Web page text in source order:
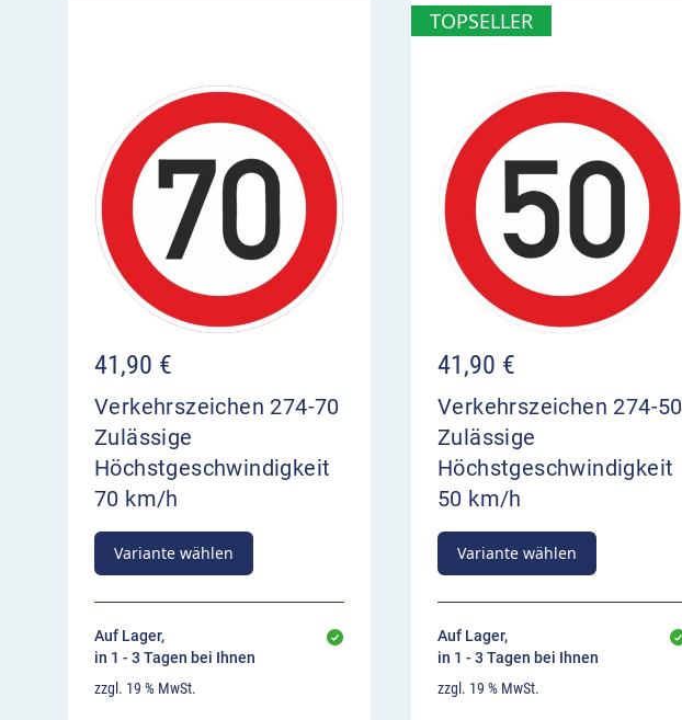
41,90 €
Verkehrszeichen 274-70
Zulässige
Höchstgeschwindigkeit
70 km/h
Variante wählen
Auf Lager,
in 1 - 3 Tagen bei Ihnen
zzgl. 19 % MwSt.
TOPSELLER
41,90 €
Verkehrszeichen 274-50
Zulässige
Höchstgeschwindigkeit
50 km/h
Variante wählen
Auf Lager,
in 1 - 3 Tagen bei Ihnen
zzgl. 19 % MwSt.